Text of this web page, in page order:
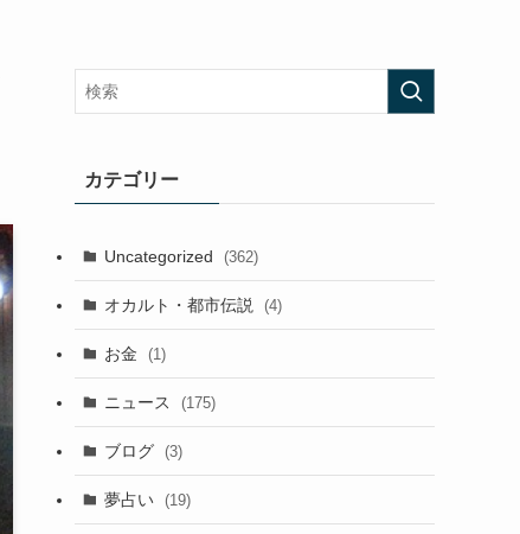
カテゴリー
Uncategorized (362)
オカルト・都市伝説 (4)
お金 (1)
ニュース (175)
ブログ (3)
夢占い (19)